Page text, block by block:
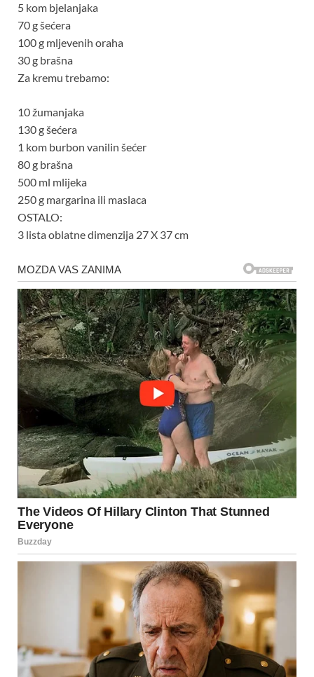
5 kom bjelanjaka
70 g šećera
100 g mljevenih oraha
30 g brašna
Za kremu trebamo:
10 žumanjaka
130 g šećera
1 kom burbon vanilin šećer
80 g brašna
500 ml mlijeka
250 g margarina ili maslaca
OSTALO:
3 lista oblatne dimenzija 27 X 37 cm